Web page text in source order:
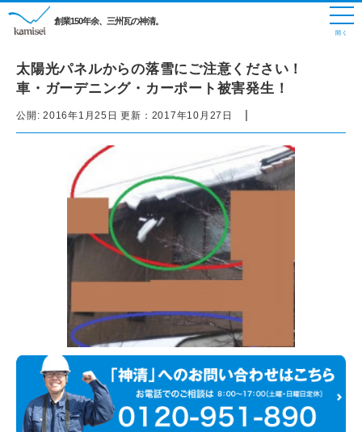
創業150年余、三州瓦の神清。
太陽光パネルからの落雪にご注意ください！
車・ガーデニング・カーポート被害発生！
公開: 2016年1月25日 更新： 2017年10月27日 |